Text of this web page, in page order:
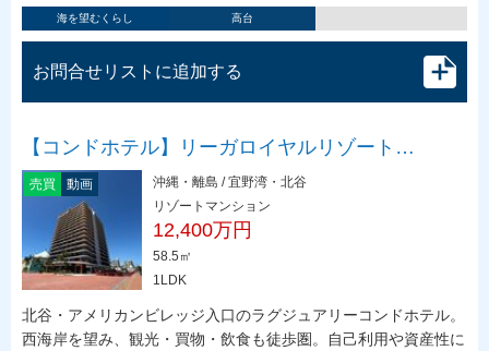
海を望むくらし 高台
お問合せリストに追加する
【コンドホテル】リーガロイヤルリゾート…
売買 動画
沖縄・離島 / 宜野湾・北谷
リゾートマンション
12,400万円
58.5㎡
1LDK
北谷・アメリカンビレッジ入口のラグジュアリーコンドホテル。
西海岸を望み、観光・買物・飲食も徒歩圏。自己利用や資産性に